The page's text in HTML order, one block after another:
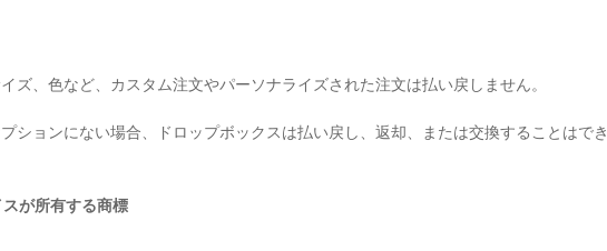
ズ、色など、カスタム注文やパーソナライズされた注文は払い戻しません。
ションにない場合、ドロップボックスは払い戻し、返却、または交換することはでき
が所有する商標